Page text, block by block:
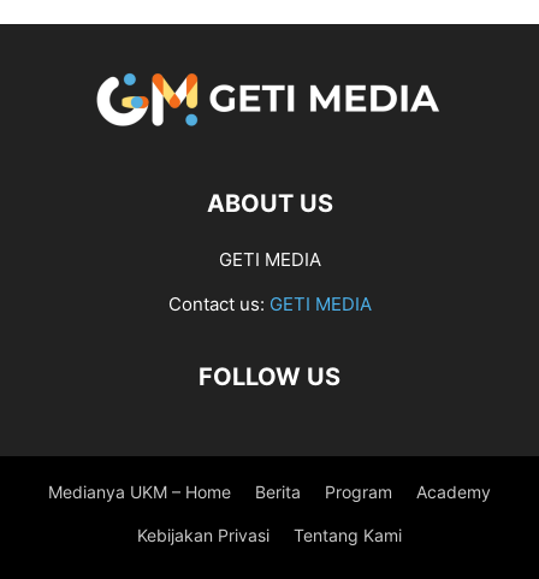
ABOUT US
GETI MEDIA
Contact us: GETI MEDIA
FOLLOW US
Medianya UKM – Home Berita Program Academy
Kebijakan Privasi Tentang Kami